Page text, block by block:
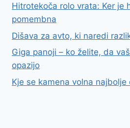
Hitrotekoča rolo vrata: Ker je
pomembna
Dišava za avto, ki naredi
Giga panoji – ko želite, da
opazijo
Kje se kamena volna najbolje